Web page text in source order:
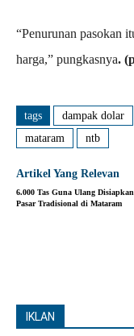
“Penurunan pasokan
harga,” pungkasnya.
tags dampak dolar
mataram
ntb
Artikel Yang Relevan
6.000 Tas Guna Ulang
Pasar Tradisional di Mataram
IKLAN